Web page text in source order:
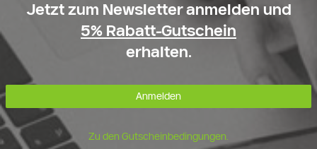
Jetzt zum Newsletter anmelden und
5% Rabatt-Gutschein
erhalten.
Anmelden
Zu den Gutscheinbedingungen.